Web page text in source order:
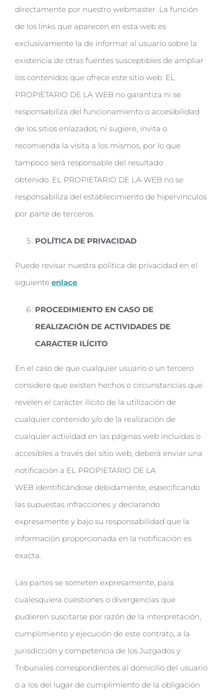
directamente por nuestro webmaster. La función
de los links que aparecen en esta web es
exclusivamente la de informar al usuario sobre la
existencia de otras fuentes susceptibles de ampliar
los contenidos que ofrece este sitio web. EL
PROPIETARIO DE LA WEB no garantiza ni se
responsabiliza del funcionamiento o accesibilidad
de los sitios enlazados; ni sugiere, invita o
recomienda la visita a los mismos, por lo que
tampoco será responsable del resultado
obtenido. EL PROPIETARIO DE LA WEB no se
responsabiliza del establecimiento de hipervínculos
por parte de terceros.
POLÍTICA DE PRIVACIDAD
Puede revisar nuestra política de privacidad en el
siguiente enlace.
PROCEDIMIENTO EN CASO DE
REALIZACIÓN DE ACTIVIDADES DE
CARACTER ILÍCITO
En el caso de que cualquier usuario o un tercero
considere que existen hechos o circunstancias que
revelen el carácter ilícito de la utilización de
cualquier contenido y/o de la realización de
cualquier actividad en las páginas web incluidas o
accesibles a través del sitio web, deberá enviar una
notificación a EL PROPIETARIO DE LA
WEB identificándose debidamente, especificando
las supuestas infracciones y declarando
expresamente y bajo su responsabilidad que la
información proporcionada en la notificación es
exacta.
Las partes se someten expresamente, para
cualesquiera cuestiones o divergencias que
pudieren suscitarse por razón de la interpretación,
cumplimiento y ejecución de este contrato, a la
jurisdicción y competencia de los Juzgados y
Tribunales correspondientes al domicilio del usuario
o a los del lugar de cumplimiento de la obligación